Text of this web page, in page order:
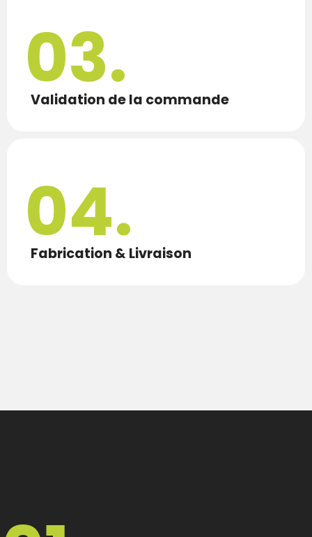
03.
Validation de la commande
04.
Fabrication & Livraison